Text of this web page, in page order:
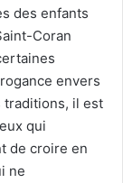
des enfants
Coran
envers
traditions, il est
qui
de croire en
ne